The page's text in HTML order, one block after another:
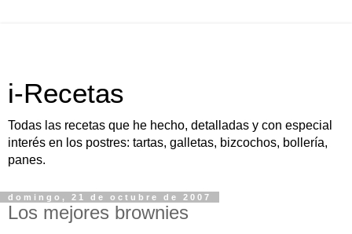
i-Recetas
Todas las recetas que he hecho, detalladas y con especial
interés en los postres: tartas, galletas, bizcochos, bollería,
panes.
domingo, 21 de octubre de 2007
Los mejores brownies